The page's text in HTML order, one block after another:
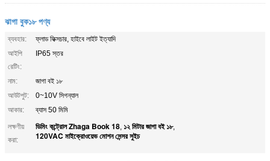
ঝাগা বুক১৮ পণ্য
ব্যবহার:
ফ্লাড ফিক্সচার, হাইবে লাইট ইত্যাদি
আইপি
রেটিং:
IP65 স্তর
নাম:
জাগা বই ১৮
আউটপুট:
0~10V সিগন্যাল
আকার:
ব্যাস 50 মিমি
লক্ষণীয়
করা:
ডিমিং কন্ট্রোল Zhaga Book 18, ১২ মিটার জাগা বই ১৮,
120VAC মাইক্রোওয়েভ মোশন সেন্সর সুইচ